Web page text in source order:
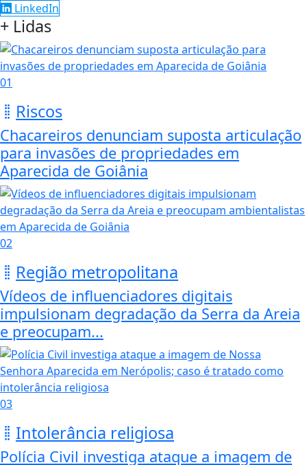
LinkedIn
+ Lidas
01
Riscos
Chacareiros denunciam suposta articulação
para invasões de propriedades em
Aparecida de Goiânia
02
Região metropolitana
Vídeos de influenciadores digitais
impulsionam degradação da Serra da Areia
e preocupam...
03
Intolerância religiosa
Polícia Civil investiga ataque a imagem de